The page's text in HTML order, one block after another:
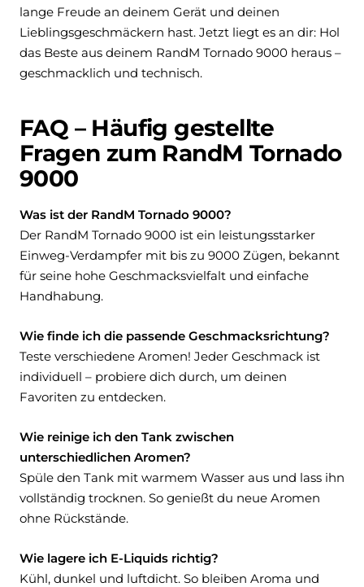
lange Freude an deinem Gerät und deinen
Lieblingsgeschmäckern hast. Jetzt liegt es an dir: Hol
das Beste aus deinem RandM Tornado 9000 heraus –
geschmacklich und technisch.
FAQ – Häufig gestellte
Fragen zum RandM Tornado
9000
Was ist der RandM Tornado 9000?
Der RandM Tornado 9000 ist ein leistungsstarker
Einweg-Verdampfer mit bis zu 9000 Zügen, bekannt
für seine hohe Geschmacksvielfalt und einfache
Handhabung.
Wie finde ich die passende Geschmacksrichtung?
Teste verschiedene Aromen! Jeder Geschmack ist
individuell – probiere dich durch, um deinen
Favoriten zu entdecken.
Wie reinige ich den Tank zwischen
unterschiedlichen Aromen?
Spüle den Tank mit warmem Wasser aus und lass ihn
vollständig trocknen. So genießt du neue Aromen
ohne Rückstände.
Wie lagere ich E-Liquids richtig?
Kühl, dunkel und luftdicht. So bleiben Aroma und